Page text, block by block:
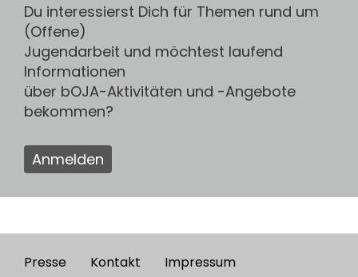
Du interessierst Dich für Themen rund um
(Offene)
Jugendarbeit und möchtest laufend
Informationen
über bOJA-Aktivitäten und -Angebote
bekommen?
Anmelden
Presse Kontakt Impressum